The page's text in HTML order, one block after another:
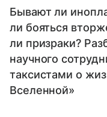
Бывают ли
ли бояться
ли призраки?
научного
таксистами о
Вселенной»